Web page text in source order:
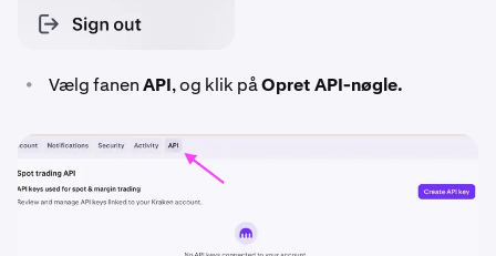
• Vælg fanenAPI, og klik påOpret API-nøgle.